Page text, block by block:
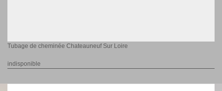
Tubage de cheminée Chateauneuf Sur Loire
indisponible